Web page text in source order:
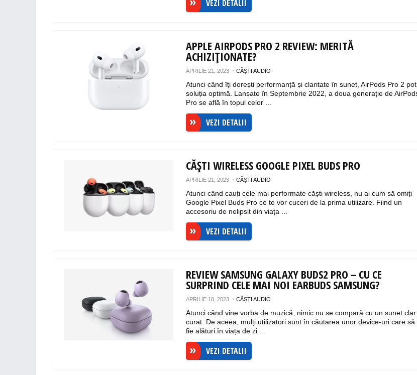
VEZI DETALII
APPLE AIRPODS PRO 2 REVIEW: MERITĂ
ACHIZIȚIONATE?
APRILIE 21, 2023 CĂȘTI AUDIO
Atunci când îți dorești performanță și claritate în sunet, AirPods Pro 2
soluția optimă. Lansate în Septembrie 2022, a doua generație de
Pro se află în topul celor ...
VEZI DETALII
CĂȘTI WIRELESS GOOGLE PIXEL BUDS PRO
APRILIE 21, 2023 CĂȘTI AUDIO
Atunci când cauți cele mai performate căști wireless, nu ai cum să omiți
Google Pixel Buds Pro ce te vor cuceri de la prima utilizare. Fiind un
accesoriu de nelipsit din viața ...
VEZI DETALII
REVIEW SAMSUNG GALAXY BUDS2 PRO – CU CE
SURPRIND CELE MAI NOI EARBUDS SAMSUNG?
APRILIE 18, 2023 CĂȘTI AUDIO
Atunci când vine vorba de muzică, nimic nu se compară cu un sunet
curat. De aceea, mulți utilizatori sunt în căutarea unor device-uri care să
fie alături în viața de zi ...
VEZI DETALII